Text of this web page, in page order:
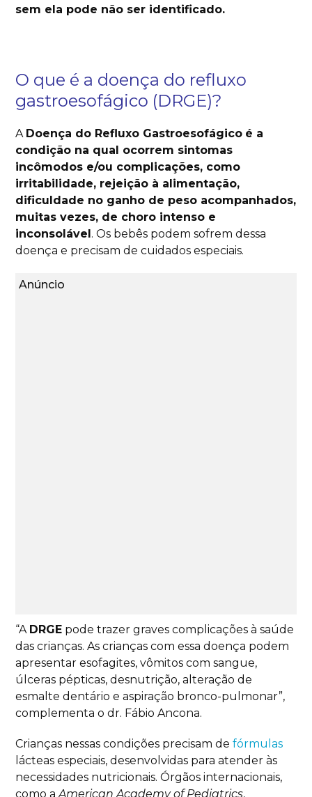
sem ela pode não ser identificado.
O que é a doença do refluxo
gastroesofágico (DRGE)?
A Doença do Refluxo Gastroesofágico é a
condição na qual ocorrem sintomas
incômodos e/ou complicações, como
irritabilidade, rejeição à alimentação,
dificuldade no ganho de peso acompanhados,
muitas vezes, de choro intenso e
inconsolável. Os bebês podem sofrem dessa
doença e precisam de cuidados especiais.
Anúncio
“A DRGE pode trazer graves complicações à saúde
das crianças. As crianças com essa doença podem
apresentar esofagites, vômitos com sangue,
úlceras pépticas, desnutrição, alteração de
esmalte dentário e aspiração bronco-pulmonar”,
complementa o dr. Fábio Ancona.
Crianças nessas condições precisam defórmulas
lácteas especiais, desenvolvidas para atender às
necessidades nutricionais. Órgãos internacionais,
como aAmerican Academy of Pediatrics,